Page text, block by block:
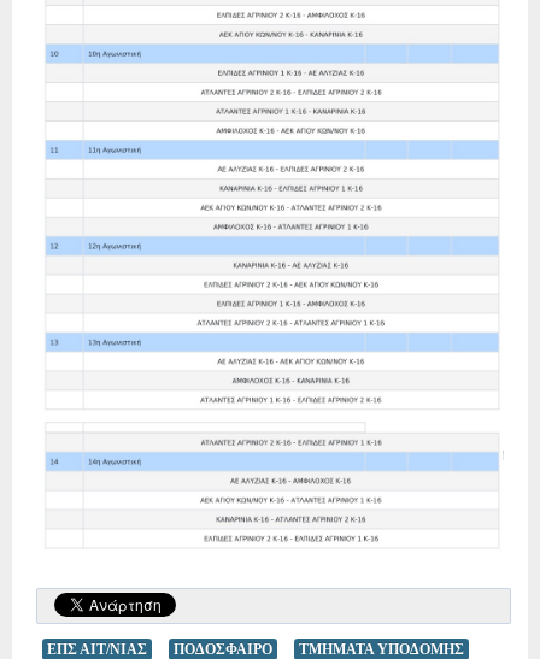
ΕΠΣ ΑΙΤ/ΝΙΑΣ ΠΟΔΟΣΦΑΙΡΟ
ΤΜΗΜΑΤΑ ΥΠΟΔΟΜΗΣ